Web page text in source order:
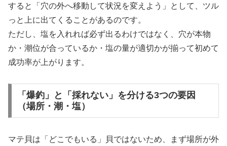
すると「穴の外へ移動して状況を変えよう」として、ツル
っと上に出てくることがあるのです。
ただし、塩を入れれば必ず出るわけではなく、穴が本物
か・潮位が合っているか・塩の量が適切かが揃って初めて
成功率が上がります。
「爆釣」と「採れない」を分ける3つの要因
（場所・潮・塩）
マテ貝は「どこでもいる」貝ではないため、まず場所が外